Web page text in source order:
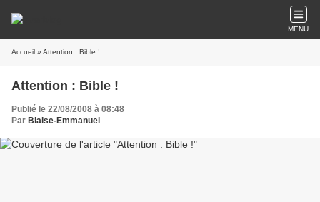
MENU
Accueil » Attention : Bible !
Attention : Bible !
Publié le 22/08/2008 à 08:48
Par Blaise-Emmanuel